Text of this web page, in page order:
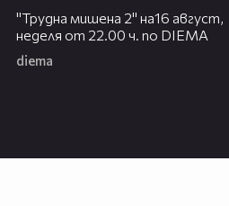
"Трудна мишена 2" на16 август,
неделя от 22.00 ч. по DIEMA
diema